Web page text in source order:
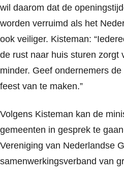
wil daarom dat de
worden verruimd als het
ook veiliger. Kisteman:
de rust naar huis sturen zorgt
minder. Geef ondernemers
feest van te maken.”
Volgens Kisteman kan de
gemeenten in gesprek te
Vereniging van Nederlandse
samenwerkingsverband van